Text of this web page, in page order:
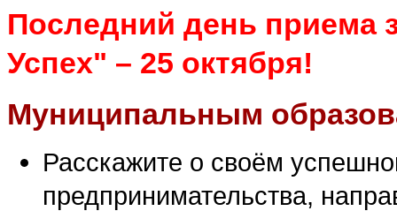
Последний день приема
Успех" – 25 октября!
Муниципальным
Расскажите о своём
предпринимательства,